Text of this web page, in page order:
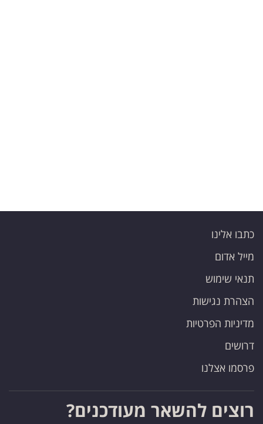
כתבו אלינו
מייל אדום
תנאי שימוש
הצהרת נגישות
מדיניות הפרטיות
דרושים
פרסמו אצלנו
רוצים להשאר מעודכנים?